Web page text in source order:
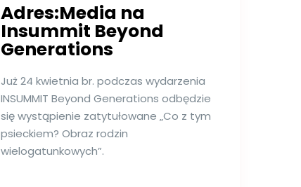
Adres:Media na
Insummit Beyond
Generations
Już 24 kwietnia br. podczas wydarzenia
INSUMMIT Beyond Generations odbędzie
się wystąpienie zatytułowane „Co z tym
psieckiem? Obraz rodzin
wielogatunkowych”.